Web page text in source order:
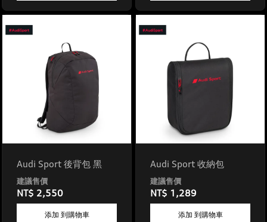
Audi Sport 後背包 黑
NT$ 2,550
添加 到購物車
Audi Sport 收納包
NT$ 1,289
添加 到購物車